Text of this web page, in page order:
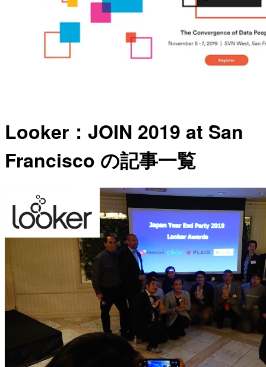
Looker：JOIN 2019 at San
Francisco の記事一覧